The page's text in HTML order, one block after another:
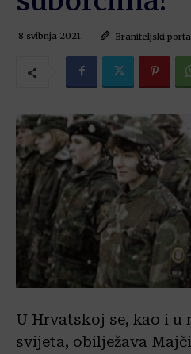
8 svibnja 2021. Braniteljski
U Hrvatskoj se, kao i u
svijeta, obilježava